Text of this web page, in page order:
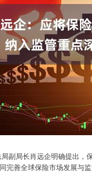
副局长肖远企明确提出
善全球保险市场发展与监